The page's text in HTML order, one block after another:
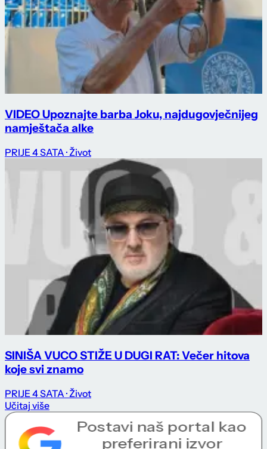
VIDEO Upoznajte barba Joku, najdugovječnijeg
namještača alke
PRIJE 4 SATA · Život
SINIŠA VUCO STIŽE U DUGI RAT: Večer hitova
koje svi znamo
PRIJE 4 SATA · Život
Učitaj više